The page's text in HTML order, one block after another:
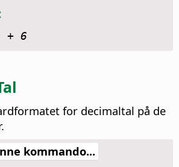
+ 6
for decimaltal på de
kommando...